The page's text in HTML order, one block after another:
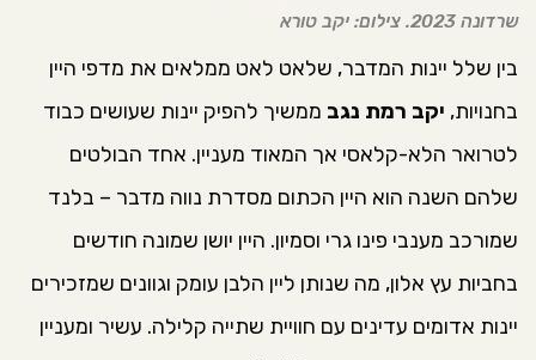
שרדונה 2023. צילום: יקב טורא
בין שלל יינות המדבר, שלאט לאט ממלאים את מדפי היין
בחנויות, יקב רמת נגב ממשיך להפיק יינות שעושים כבוד
לטרואר הלא-קלאסי אך המאוד מעניין. אחד הבולטים
שלהם השנה הוא היין הכתום מסדרת נווה מדבר – בלנד
שמורכב מענבי פינו גרי וסמיון. היין יושן שמונה חודשים
בחביות עץ אלון, מה שנותן ליין הלבן עומק וגוונים שמזכירים
יינות אדומים עדינים עם חוויית שתייה קלילה. עשיר ומעניין